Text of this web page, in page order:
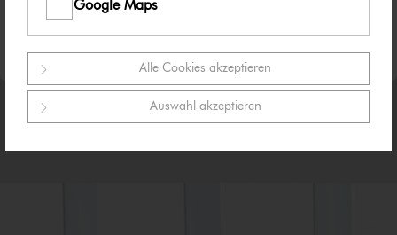
Google Maps
Alle Cookies akzeptieren
Auswahl akzeptieren